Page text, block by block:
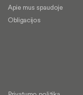
Apie mus spaudoje
Obligacijos